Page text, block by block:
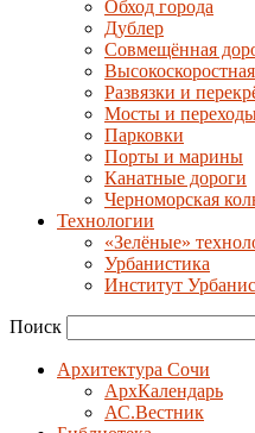
Обход города
Дублер
Совмещённая
Развязки и
Мосты и
Парковки
Порты и марины
Канатные дороги
Черноморская
Технологии
«Зелёные»
Урбанистика
Институт
Поиск
Архитектура Сочи
АрхКалендарь
АС.Вестник